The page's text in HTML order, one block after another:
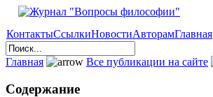
КонтактыСсылкиНовостиАвторамГлавная
Главная Все публикации на сайте
Содержание